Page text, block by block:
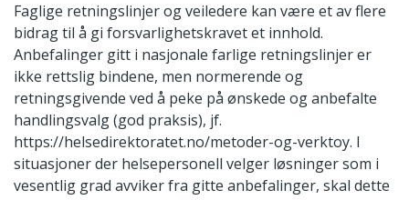
Faglige retningslinjer og veiledere kan være et av flere
bidrag til å gi forsvarlighetskravet et innhold.
Anbefalinger gitt i nasjonale farlige retningslinjer er
ikke rettslig bindene, men normerende og
retningsgivende ved å peke på ønskede og anbefalte
handlingsvalg (god praksis), jf.
https://helsedirektoratet.no/metoder-og-verktoy. I
situasjoner der helsepersonell velger løsninger som i
vesentlig grad avviker fra gitte anbefalinger, skal dette